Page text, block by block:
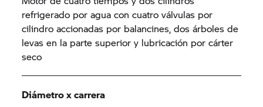
refrigerado por agua con cuatro válvulas por
cilindro accionadas por balancines, dos árboles de
levas en la parte superior y lubricación por cárter
seco
Diámetro x carrera